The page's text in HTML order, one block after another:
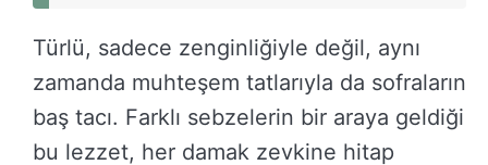
Türlü, sadece zenginliğiyle değil, aynı
zamanda muhteşem tatlarıyla da sofraların
baş tacı. Farklı sebzelerin bir araya geldiği
bu lezzet, her damak zevkine hitap